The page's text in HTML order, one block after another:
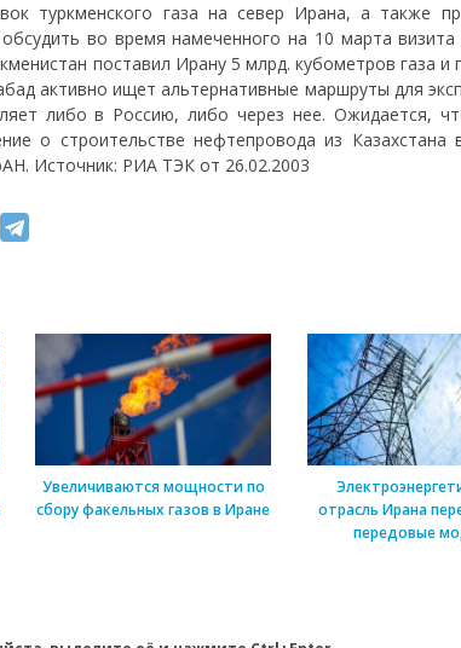
туркменского газа на север Ирана, а также
во время намеченного на 10 марта
поставил Ирану 5 млрд. кубометров газа и
активно ищет альтернативные маршруты для
либо в Россию, либо через нее. Ожидается,
о строительстве нефтепровода из
Источник: РИА ТЭК от 26.02.2003
Увеличиваются мощности по
сбору факельных газов в Иране
отрасль Ирана
передовые